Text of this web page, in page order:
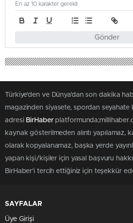
Gönder
En az 10 karakter gerekli
Türkiye'den ve Dünya’dan son dakika
magazinden siyasete, spordan seyahate
adresi BirHaber
kaynak gösterilmeden alıntı yapılamaz,
olarak kopyalanamaz, başka yerde
yapan kişi/kişiler için yasal başvuru hakkı
BirHaber'i tercih ettiğiniz için teşekkür
SAYFALAR
Üye Girişi